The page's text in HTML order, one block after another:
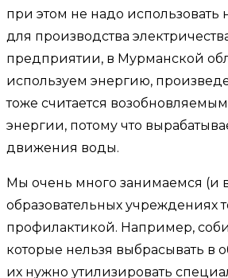
при этом не надо использовать
для производства
предприятии, в Мурманской
используем энергию,
тоже считается
энергии, потому что
движения воды.
Мы очень много занимаемся (и
образовательных учреждениях
профилактикой. Например,
которые нельзя выбрасывать в
их нужно утилизировать